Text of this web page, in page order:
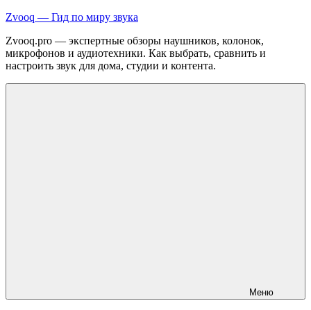
Перейти
содержимому
Zvooq — Гид по миру звука
Zvooq.pro — экспертные обзоры наушников, колонок,
микрофонов и аудиотехники. Как выбрать, сравнить и
настроить звук для дома, студии и контента.
Меню